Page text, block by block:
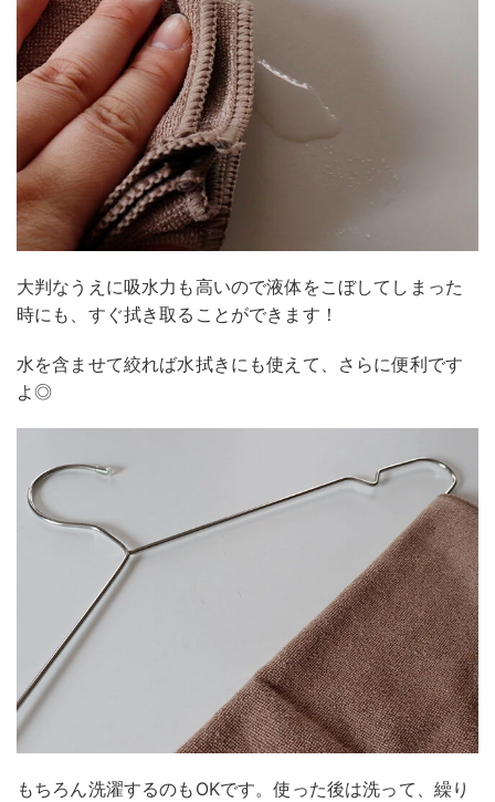
大判なうえに吸水力も高いので液体をこぼしてしまった
時にも、すぐ拭き取ることができます！
水を含ませて絞れば水拭きにも使えて、さらに便利です
よ◎
もちろん洗濯するのもOKです。使った後は洗って、繰り